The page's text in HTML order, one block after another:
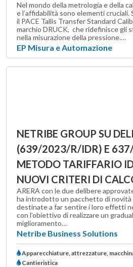
Nel mondo della metrologia e della
e l’affidabilità sono elementi
il PACE Tallis Transfer Standard
marchio DRUCK, che ridefinisce gli
nella misurazione della pressione.…
EP Misura e Automazione
NETRIBE GROUP SU
(639/2023/R/IDR) E
METODO TARIFFARIO
NUOVI CRITERI DI
ARERA con le due delibere
ha introdotto un pacchetto di novità
destinate a far sentire i loro effetti
con l’obiettivo di realizzare un
miglioramento…
Netribe Business Solutions
Apparecchiature, attrezzature,
Cantieristica